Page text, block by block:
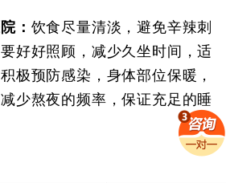
： 饮食尽量清淡，避免辛辣刺
好好照顾，减少久坐时间，适
极预防感染，身体部位保暖，
少熬夜的频率，保证充足的睡